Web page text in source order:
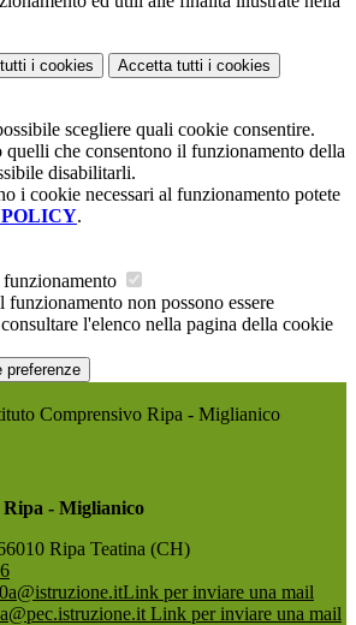
i cookies Accetta tutti i cookies
scegliere quali cookie consentire.
quelli che consentono il funzionamento della
disabilitarli.
i cookie necessari al funzionamento potete
.
funzionamento non possono essere
l'elenco nella pagina della cookie
preferenze
Comprensivo Ripa - Miglianico
- Miglianico
Ripa Teatina (CH)
Link per inviare una mail
Link per inviare una mail